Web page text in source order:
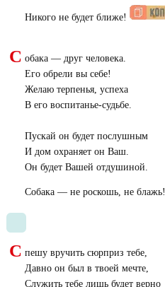
Никого не будет ближе!
С обака — друг человека.
Его обрели вы себе!
Желаю терпенья, успеха
В его воспитанье-судьбе.
Пускай он будет послушным
И дом охраняет он Ваш.
Он будет Вашей отдушиной.
Собака — не роскошь, не блажь!
С пешу вручить сюрприз тебе,
Давно он был в твоей мечте,
Служить тебе лишь будет верно